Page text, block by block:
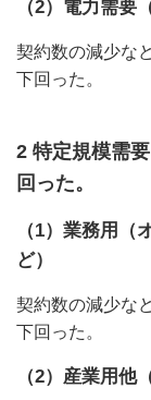
（2）電力需要
契約数の減少な
下回った。
2 特定規模需
回った。
（1）業務用（
ど）
契約数の減少な
下回った。
（2）産業用他